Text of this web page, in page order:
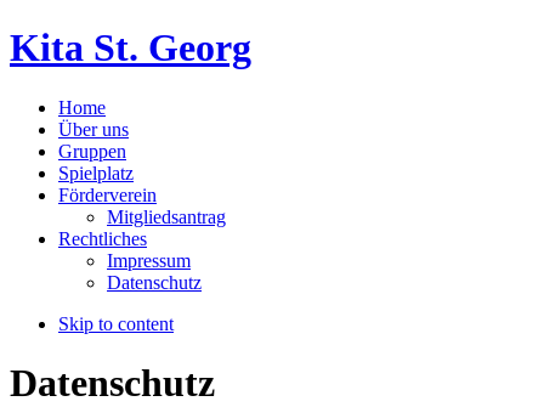
Kita St. Georg
Home
Über uns
Gruppen
Spielplatz
Förderverein
Mitgliedsantrag
Rechtliches
Impressum
Datenschutz
Skip to content
Datenschutz